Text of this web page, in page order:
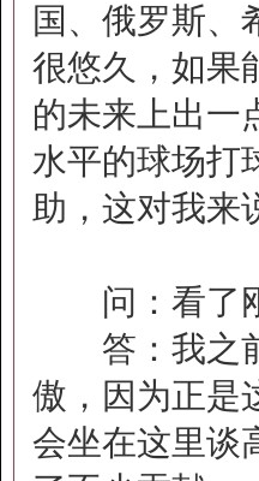
国、俄罗斯、
很悠久，如果
的未来上出一
水平的球场打
助，这对我来
问：看了刚
答：我之前
傲，因为正是
会坐在这里谈